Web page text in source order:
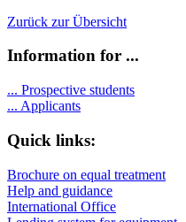
Zurück zur Übersicht
Information for ...
... Prospective students
... Applicants
Quick links:
Brochure on equal treatment
Help and guidance
International Office